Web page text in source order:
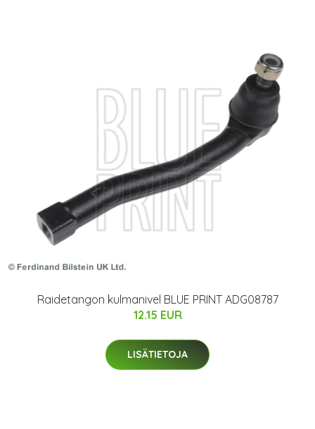
Raidetangon kulmanivel BLUE PRINT ADG08787
12.15 EUR
LISÄTIETOJA